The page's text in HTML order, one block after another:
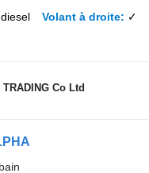
diesel Volant à droite ✓
TRADING Co Ltd